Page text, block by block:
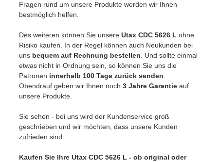
Fragen rund um unsere Produkte werden wir Ihnen
bestmöglich helfen.
Des weiteren können Sie unsere Utax CDC 5626 L ohne
Risiko kaufen. In der Regel können auch Neukunden bei
uns bequem auf Rechnung bestellen . Und sollte einmal
etwas nicht in Ordnung sein, so können Sie uns die
Patronen innerhalb 100 Tage zurück senden
Obendrauf geben wir Ihnen noch 3 Jahre Garantie auf
unsere Produkte.
Sie sehen - bei uns wird der Kundenservice groß
geschrieben und wir möchten, dass unsere Kunden
zufrieden sind.
Kaufen Sie Ihre Utax CDC 5626 L - ob original oder